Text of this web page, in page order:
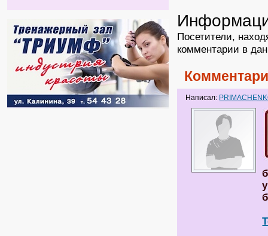
Посетители,
комментарии в
Написал: